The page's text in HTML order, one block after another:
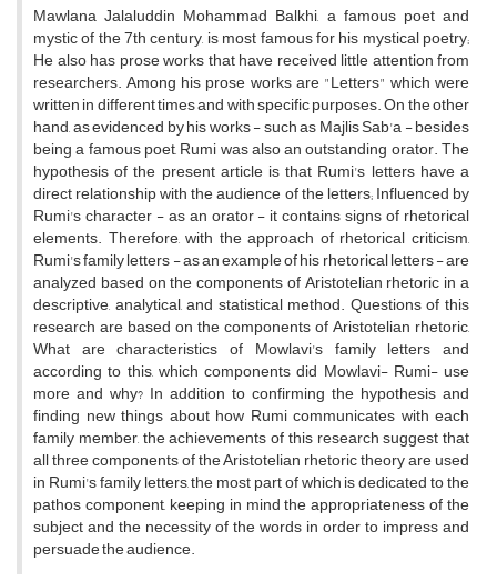
Mawlana Jalaluddin Mohammad Balkhi, a famous poet and
mystic of the 7th century, is most famous for his mystical poetry;
He also has prose works that have received little attention from
researchers. Among his prose works are "Letters" which were
written in different times and with specific purposes. On the other
hand, as evidenced by his works - such as Majlis Sab'a - besides
being a famous poet, Rumi was also an outstanding orator. The
hypothesis of the present article is that Rumi's letters have a
direct relationship with the audience of the letters; Influenced by
Rumi's character - as an orator - it contains signs of rhetorical
elements. Therefore, with the approach of rhetorical criticism,
Rumi's family letters - as an example of his rhetorical letters - are
analyzed based on the components of Aristotelian rhetoric in a
descriptive, analytical, and statistical method. Questions of this
research are based on the components of Aristotelian rhetoric,
What are characteristics of Mowlavi's family letters and
according to this, which components did Mowlavi- Rumi- use
more and why? In addition to confirming the hypothesis and
finding new things about how Rumi communicates with each
family member, the achievements of this research suggest that
all three components of the Aristotelian rhetoric theory are used
in Rumi's family letters, the most part of which is dedicated to the
pathos component, keeping in mind the appropriateness of the
subject and the necessity of the words in order to impress and
persuade the audience.